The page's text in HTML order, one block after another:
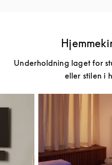
Underholdning laget for
eller stilen i